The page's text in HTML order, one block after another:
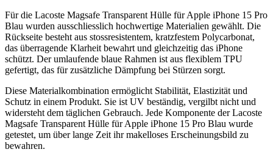
Für die Lacoste Magsafe Transparent Hülle für Apple iPhone 15 Pro
Blau wurden ausschliesslich hochwertige Materialien gewählt. Die
Rückseite besteht aus stossresistentem, kratzfestem Polycarbonat,
das überragende Klarheit bewahrt und gleichzeitig das iPhone
schützt. Der umlaufende blaue Rahmen ist aus flexiblem TPU
gefertigt, das für zusätzliche Dämpfung bei Stürzen sorgt.
Diese Materialkombination ermöglicht Stabilität, Elastizität und
Schutz in einem Produkt. Sie ist UV beständig, vergilbt nicht und
widersteht dem täglichen Gebrauch. Jede Komponente der Lacoste
Magsafe Transparent Hülle für Apple iPhone 15 Pro Blau wurde
getestet, um über lange Zeit ihr makelloses Erscheinungsbild zu
bewahren.